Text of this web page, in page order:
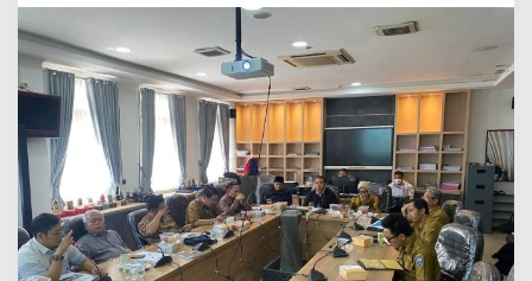
i
t
a
P
e
m
k
o
t
P
a